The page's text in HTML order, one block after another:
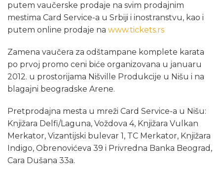
putem vaučerske prodaje na svim prodajnim
mestima Card Service-a u Srbiji i inostranstvu, kao i
putem online prodaje na www.tickets.rs
Zamena vaučera za odštampane komplete karata
po prvoj promo ceni biće organizovana u januaru
2012. u prostorijama Nišville Produkcije u Nišu i na
blagajni beogradske Arene.
Pretprodajna mesta u mreži Card Service-a u Nišu:
Knjižara Delfi/Laguna, Voždova 4, Knjižara Vulkan
Merkator, Vizantijski bulevar 1, TC Merkator, Knjižara
Indigo, Obrenovićeva 39 i Privredna Banka Beograd,
Cara Dušana 33a.